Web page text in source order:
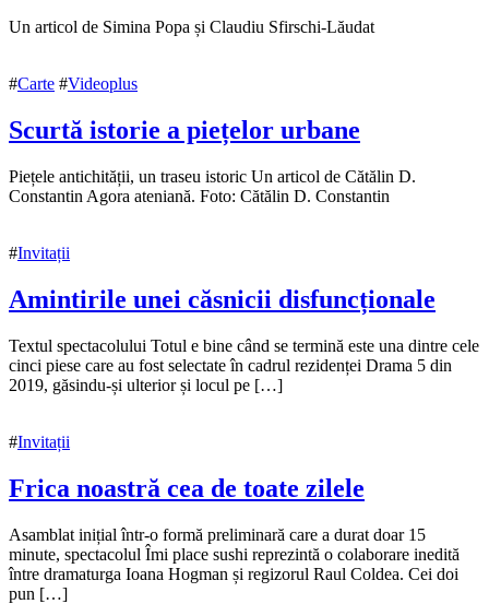
15
noiembrie
Un articol de Simina Popa și Claudiu Sfirschi-Lăudat
#Carte #Videoplus
Scurtă istorie a piețelor urbane
15
noiembrie
2020
Piețele antichității, un traseu istoric Un articol de Cătălin D.
Constantin Agora ateniană. Foto: Cătălin D. Constantin
#Invitații
Amintirile unei căsnicii disfuncționale
15
noiembrie
2020
Textul spectacolului Totul e bine când se termină este una dintre cele
cinci piese care au fost selectate în cadrul rezidenței Drama 5 din
2019, găsindu-și ulterior și locul pe […]
#Invitații
Frica noastră cea de toate zilele
15
noiembrie
2020
Asamblat inițial într-o formă preliminară care a durat doar 15
minute, spectacolul Îmi place sushi reprezintă o colaborare inedită
între dramaturga Ioana Hogman și regizorul Raul Coldea. Cei doi
pun […]